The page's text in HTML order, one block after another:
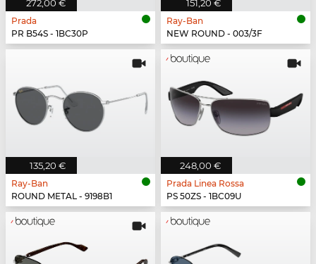
272,00 €
Prada
PR B54S - 1BC30P
151,20 €
Ray-Ban
NEW ROUND - 003/3F
135,20 €
Ray-Ban
ROUND METAL - 9198B1
248,00 €
Prada Linea Rossa
PS 50ZS - 1BC09U